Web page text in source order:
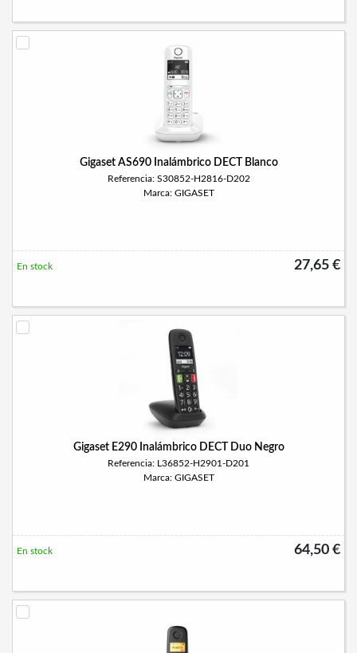
Gigaset AS690 Inalámbrico DECT Blanco
Referencia: S30852-H2816-D202
Marca: GIGASET
27,65 €
En stock
Gigaset E290 Inalámbrico DECT Duo Negro
Referencia: L36852-H2901-D201
Marca: GIGASET
64,50 €
En stock